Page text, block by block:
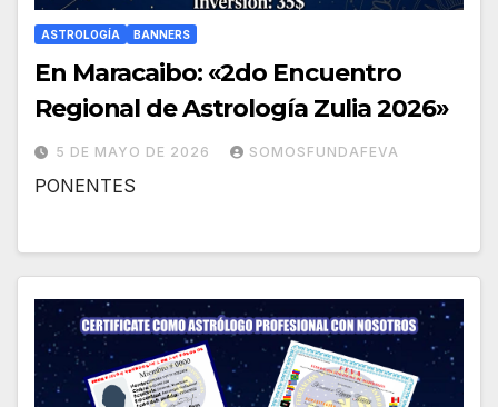
ASTROLOGÍA BANNERS
En Maracaibo: «2do Encuentro
Regional de Astrología Zulia 2026»
5 DE MAYO DE 2026 SOMOSFUNDAFEVA
PONENTES